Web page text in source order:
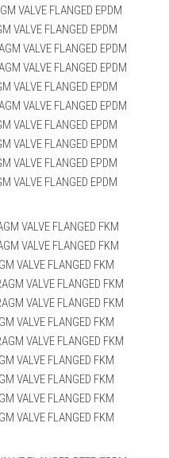
VALVE FLANGED EPDM
VALVE FLANGED EPDM
VALVE FLANGED EPDM
VALVE FLANGED EPDM
VALVE FLANGED EPDM
VALVE FLANGED EPDM
VALVE FLANGED EPDM
VALVE FLANGED EPDM
VALVE FLANGED EPDM
VALVE FLANGED EPDM
VALVE FLANGED FKM
VALVE FLANGED FKM
VALVE FLANGED FKM
VALVE FLANGED FKM
VALVE FLANGED FKM
VALVE FLANGED FKM
VALVE FLANGED FKM
VALVE FLANGED FKM
VALVE FLANGED FKM
VALVE FLANGED FKM
VALVE FLANGED FKM